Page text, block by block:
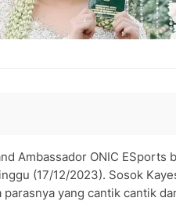
Ambassador ONIC ESports
(17/12/2023). Sosok
yang cantik cantik